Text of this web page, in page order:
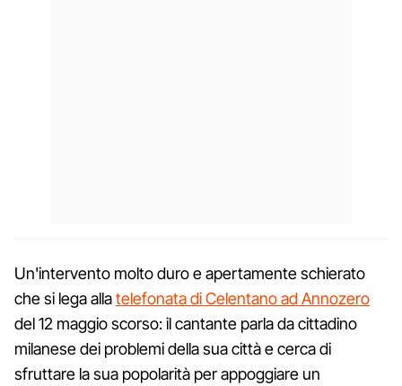
Un'intervento molto duro e apertamente schierato
che si lega allatelefonata di Celentano ad Annozero
del 12 maggio scorso: il cantante parla da cittadino
milanese dei problemi della sua città e cerca di
sfruttare la sua popolarità per appoggiare un